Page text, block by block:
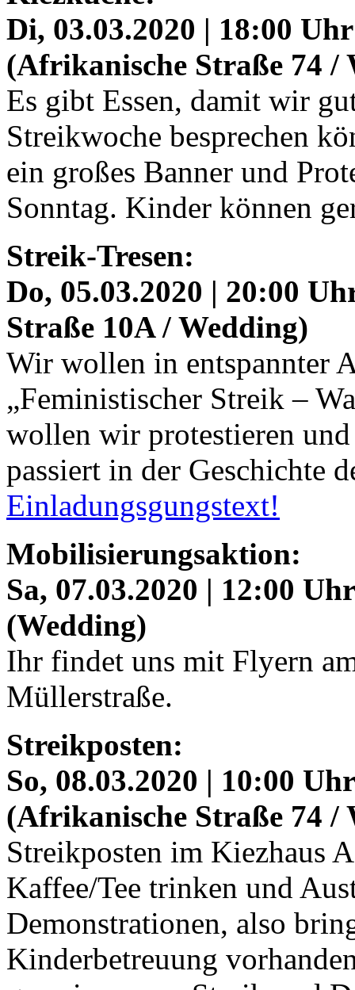
Di, 03.03.2020 | 18:00
(Afrikanische Straße 74 /
Es gibt Essen, damit wir
Streikwoche besprechen
ein großes Banner und
Sonntag. Kinder können
Streik-Tresen:
Do, 05.03.2020 | 20:00
Straße 10A / Wedding)
Wir wollen in entspannter
„Feministischer Streik –
wollen wir protestieren und
passiert in der Geschichte
Einladungsgungstext!
Mobilisierungsaktion:
Sa, 07.03.2020 | 12:00
(Wedding)
Ihr findet uns mit Flyern
Müllerstraße.
Streikposten:
So, 08.03.2020 | 10:00
(Afrikanische Straße 74 /
Streikposten im Kiezhaus
Kaffee/Tee trinken und
Demonstrationen, also
Kinderbetreuung